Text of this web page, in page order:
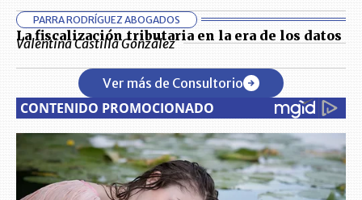
PARRA RODRÍGUEZ ABOGADOS
La fiscalización tributaria en la era de los datos
Valentina Castilla González
Ver más de Consultorio